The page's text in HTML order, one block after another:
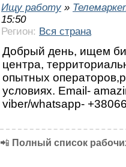
Ищу работу »
15:50
Регион: Вся страна
Добрый день, ищем
центра,
опытных
условиях. Email-
viber/whatsapp-
📲 Полный список